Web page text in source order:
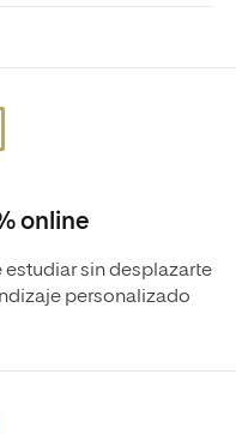
online
sin desplazarte
personalizado